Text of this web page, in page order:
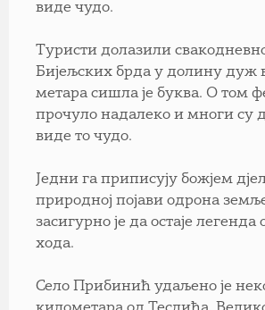
виде чудо.
Туристи долазили
Бијељских брда у долину дуж
метара сишла је буква. О том
прочуло надалеко и многи су
виде то чудо.
Једни га приписују божјем
природној појави одрона
засигурно је да остаје легенда
хода.
Село Прибинић удаљено је